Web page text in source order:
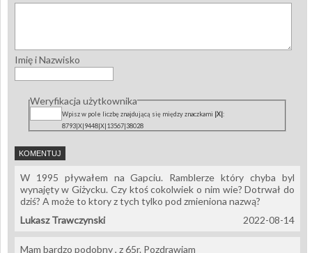
Imię i Nazwisko
Weryfikacja użytkownika
Wpisz w pole liczbę znajdującą się między znaczkami |X|:
8793|X|9448|X|13567|38028
W 1995 pływałem na Gapciu. Ramblerze który chyba byl
wynajęty w Giżycku. Czy ktoś cokolwiek o nim wie? Dotrwał do
dziś? A może to ktory z tych tylko pod zmieniona nazwą?
2022-08-14
Lukasz Trawczynski
Mam bardzo podobny , z 65r. Pozdrawiam